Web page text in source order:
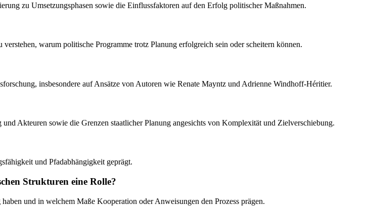
zu Umsetzungsphasen sowie die Einflussfaktoren auf den Erfolg politischer Maßnahmen.
warum politische Programme trotz Planung erfolgreich sein oder scheitern können.
insbesondere auf Ansätze von Autoren wie Renate Mayntz und Adrienne Windhoff-Héritier.
Akteuren sowie die Grenzen staatlicher Planung angesichts von Komplexität und Zielverschiebung.
und Pfadabhängigkeit geprägt.
Strukturen eine Rolle?
und in welchem Maße Kooperation oder Anweisungen den Prozess prägen.